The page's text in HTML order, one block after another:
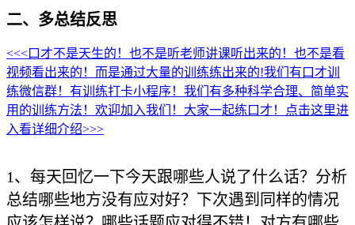
二、多总结反思
<<<口才不是天生的！也不是听老师讲课听出来的！也不是看
视频看出来的！而是通过大量的训练练出来的!我们有口才训
练微信群！有训练打卡小程序！我们有多种科学合理、简单实
用的训练方法！欢迎加入我们！大家一起练口才！点击这里进
入看详细介绍>>>
1、每天回忆一下今天跟哪些人说了什么话？分析
总结哪些地方没有应对好？下次遇到同样的情况